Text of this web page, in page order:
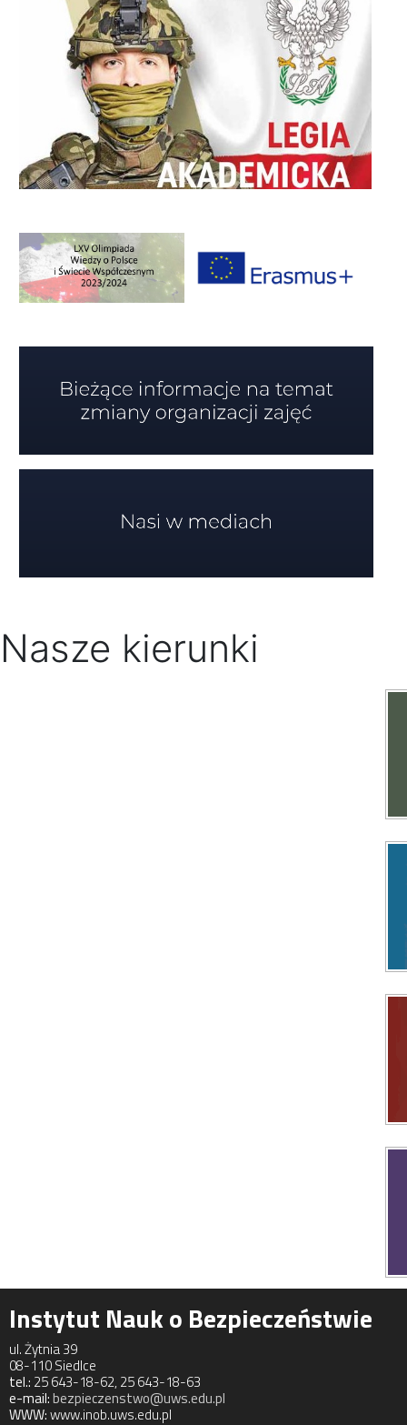
Nasze kierunki
Instytut Nauk o Bezpieczeństwie
ul. Żytnia 39
08-110 Siedlce
tel.: 25 643-18-62, 25 643-18-63
e-mail:bezpieczenstwo@uws.edu.pl
WWW:www.inob.uws.edu.pl